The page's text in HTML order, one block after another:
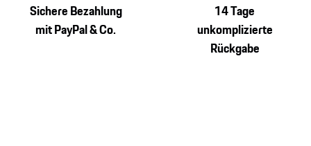
Sichere Bezahlung
mit PayPal & Co.
14 Tage
unkomplizierte
Rückgabe